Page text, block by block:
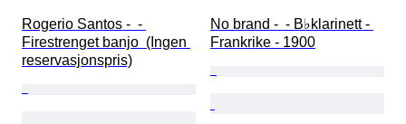
Rogerio Santos -  -
Firestrenget banjo  (Ingen
reservasjonspris)
No brand -  - B♭klarinett -
Frankrike - 1900